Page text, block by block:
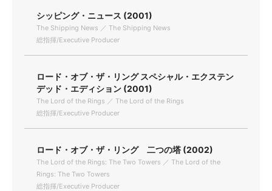
シッピング・ニュース (2001)
The Shipping News ／ The Shipping News
総指揮/Executive Producer
ロード・オブ・ザ・リング スペシャル・エクステン
デッド・エディション (2001)
The Lord of the Rings ／ The Lord of the Rings
総指揮/Executive Producer
ロード・オブ・ザ・リング 二つの塔 (2002)
The Lord of the Rings: The Two Towers ／ The Lord of the
Rings: The Two Towers
総指揮/Executive Producer